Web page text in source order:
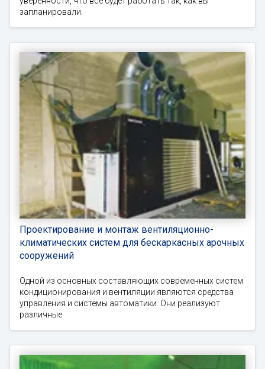
запланировали.
Проектирование и монтаж вентиляционно-
климатических систем для бескаркасных арочных
сооружений
Одной из основных составляющих современных систем
кондиционирования и вентиляции являются средства
управления и системы автоматики. Они реализуют
различные